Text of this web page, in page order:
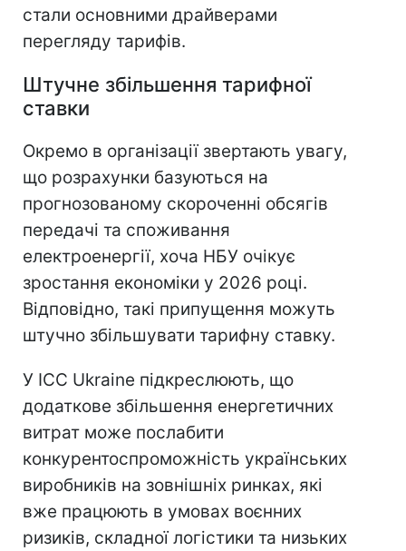
стали основними драйверами
перегляду тарифів.
Штучне збільшення тарифної
ставки
Окремо в організації звертають увагу,
що розрахунки базуються на
прогнозованому скороченні обсягів
передачі та споживання
електроенергії, хоча НБУ очікує
зростання економіки у 2026 році.
Відповідно, такі припущення можуть
штучно збільшувати тарифну ставку.
У ICC Ukraine підкреслюють, що
додаткове збільшення енергетичних
витрат може послабити
конкурентоспроможність українських
виробників на зовнішніх ринках, які
вже працюють в умовах воєнних
ризиків, складної логістики та низьких